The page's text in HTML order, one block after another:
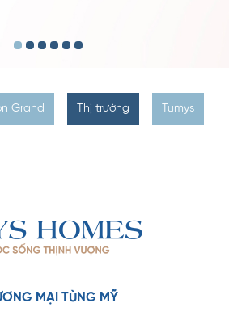
Grand Thị trường Tumys
MẠI TÙNG MỸ